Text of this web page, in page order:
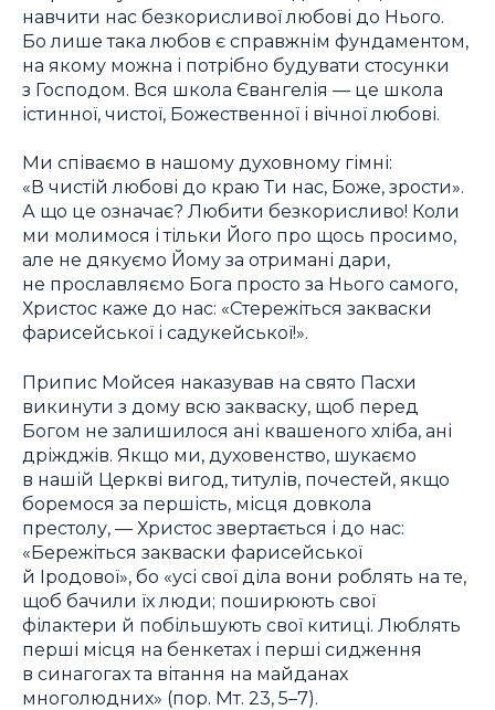
навчити нас безкорисливої любові до Нього.
Бо лише така любов є справжнім фундаментом,
на якому можна і потрібно будувати стосунки
з Господом. Вся школа Євангелія — це школа
істинної, чистої, Божественної і вічної любові.
Ми співаємо в нашому духовному гімні:
«В чистій любові до краю Ти нас, Боже, зрости».
А що це означає? Любити безкорисливо! Коли
ми молимося і тільки Його про щось просимо,
але не дякуємо Йому за отримані дари,
не прославляємо Бога просто за Нього самого,
Христос каже до нас: «Стережіться закваски
фарисейської і садукейської!».
Припис Мойсея наказував на свято Пасхи
викинути з дому всю закваску, щоб перед
Богом не залишилося ані квашеного хліба, ані
дріжджів. Якщо ми, духовенство, шукаємо
в нашій Церкві вигод, титулів, почестей, якщо
боремося за першість, місця довкола
престолу, — Христос звертається і до нас:
«Бережіться закваски фарисейської
й Іродової», бо «усі свої діла вони роблять на те,
щоб бачили їх люди; поширюють свої
філактери й побільшують свої китиці. Люблять
перші місця на бенкетах і перші сидження
в синагогах та вітання на майданах
многолюдних» (пор. Мт. 23, 5–7).